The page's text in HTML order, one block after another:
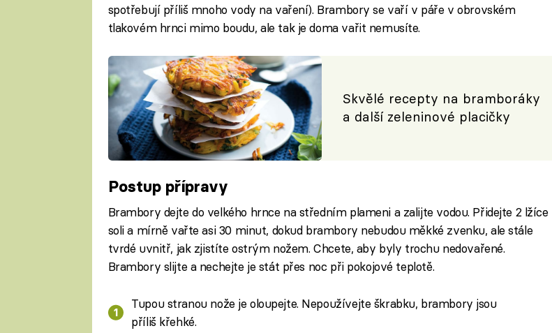
spotřebují příliš mnoho vody na vaření). Brambory se vaří v páře v obrovském
tlakovém hrnci mimo boudu, ale tak je doma vařit nemusíte.
Skvělé recepty na bramboráky
a další zeleninové placičky
Postup přípravy
Brambory dejte do velkého hrnce na středním plameni a zalijte vodou. Přidejte 2 lžíce
soli a mírně vařte asi 30 minut, dokud brambory nebudou měkké zvenku, ale stále
tvrdé uvnitř, jak zjistíte ostrým nožem. Chcete, aby byly trochu nedovařené.
Brambory slijte a nechejte je stát přes noc při pokojové teplotě.
Tupou stranou nože je oloupejte. Nepoužívejte škrabku, brambory jsou
příliš křehké.